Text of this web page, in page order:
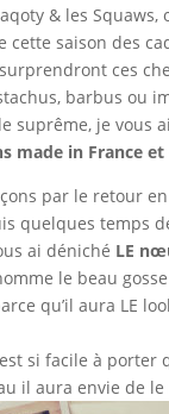
& les Squaws,
cette saison des
ces
barbus ou
suprême, je vous
made in France
par le retour
quelques temps
ai déniché LE
le beau gosse
qu’il aura LE
si facile à porter
il aura envie de